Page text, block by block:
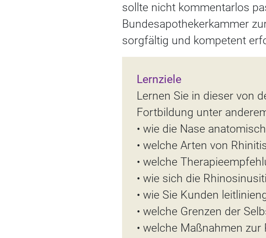
sollte nicht kommentarlos
Bundesapothekerkammer
sorgfältig und kompetent
Lernziele
Lernen Sie in dieser von
Fortbildung unter
• wie die Nase
• welche Arten von
• welche
• wie sich die
• wie Sie Kunden
• welche Grenzen der
• welche Maßnahmen